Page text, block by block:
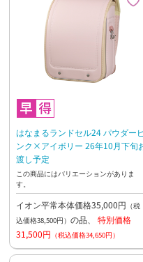
はなまるランドセル24 パウダー
ンク×アイボリー 26年10月下旬
渡し予定
この商品にはバリエーションがありま
す。
イオン平常本体価格35,000円 （税
込価格38,500円） の品、 特別価格
31,500円 （税込価格34,650円）